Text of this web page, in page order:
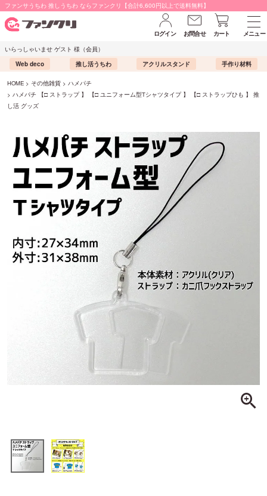
ファンサうちわ 推しうちわ ならファンクリ【合計6,600円以上で送料無料】
ログイン お問合せ カート
メニュー
いらっしゃいませ ゲスト 様（会員）
Web deco
推し活うちわ アクリルスタンド 手作り材料
HOME その他雑貨
ハメパチ
ハメパチ 【□ ストラップ 】 【□ ユニフォーム型Tシャツタイプ 】 【□ ストラップひも 】 推
し活 グッズ